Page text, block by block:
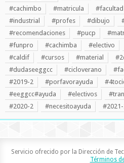
#cachimbo
#matricula #facultad
#industrial
#profes #dibujo
#recomendaciones
#pucp
#funpro
#cachimba #electivo
#caldif
#cursos #material
#dudaseeggcc
#cicloverano
#2019-2
#porfavorayuda
#eeggcc#ayuda
#electivos
#2020-2
#necesitoayuda
Servicio ofrecido por la Dirección de
Términos